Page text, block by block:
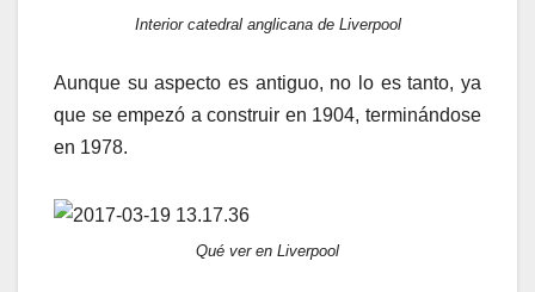
Interior catedral anglicana de Liverpool
Aunque su aspecto es antiguo, no lo es tanto, ya
que se empezó a construir en 1904, terminándose
en 1978.
Qué ver en Liverpool